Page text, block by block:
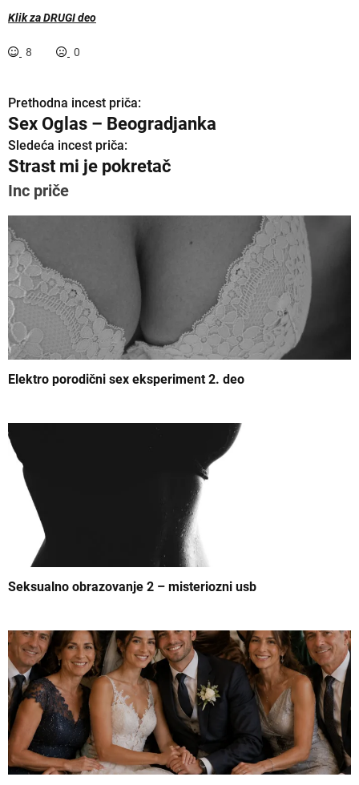
Klik za DRUGI deo
8 0
K
r
e
t
a
n
j
e
č
l
n
Prethodna incest priča:
Sex Oglas – Beogradjanka
Sledeća incest priča:
Strast mi je pokretač
Inc priče
Elektro porodični sex eksperiment 2. deo
Seksualno obrazovanje 2 – misteriozni usb